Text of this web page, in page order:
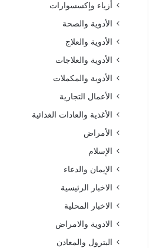
أزياء وإكسسوارات
الأدوية والصحة
الأدوية والعلاج
الأدوية والعلاجات
الأدوية والمكملات
الأعمال التجارية
الأغذية والعادات الغذائية
الأمراض
الإسلام
الإيمان والدعاء
الاخبار الرئيسية
الاخبار المحلية
الادوية والامراض
البترول والمعادن